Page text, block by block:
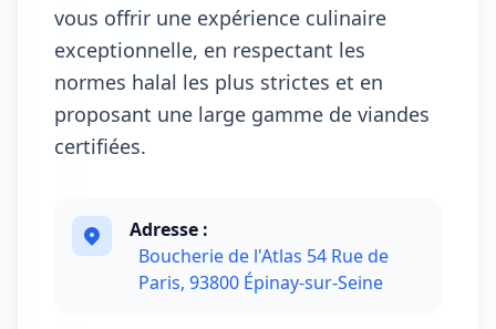
vous offrir une expérience culinaire
exceptionnelle, en respectant les
normes halal les plus strictes et en
proposant une large gamme de viandes
certifiées.
Adresse :
Boucherie de l'Atlas 54 Rue de
Paris, 93800 Épinay-sur-Seine